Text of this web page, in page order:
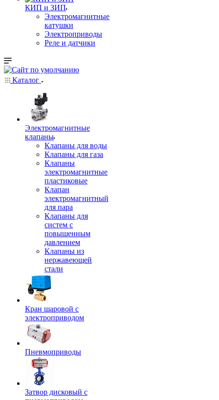
КИП и ЗИП
Электромагнитные
катушки
Электроприводы
Реле и датчики
Каталог
Электромагнитные
клапаны
Клапаны для воды
Клапаны для газа
Клапаны
электромагнитные
пластиковые
Клапан
электромагнитный
для пара
Клапаны для
систем с
повышенным
давлением
Клапаны из
нержавеющей
стали
Кран шаровой с
электроприводом
Пневмоприводы
Затвор дисковый с